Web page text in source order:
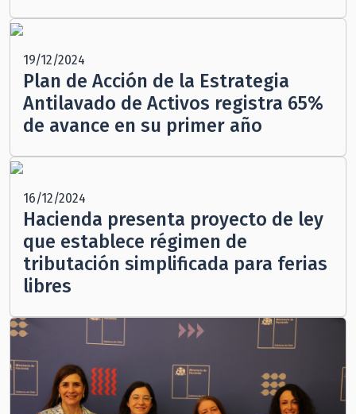
19/12/2024
Plan de Acción de la Estrategia
Antilavado de Activos registra 65%
de avance en su primer año
16/12/2024
Hacienda presenta proyecto de ley
que establece régimen de
tributación simplificada para ferias
libres